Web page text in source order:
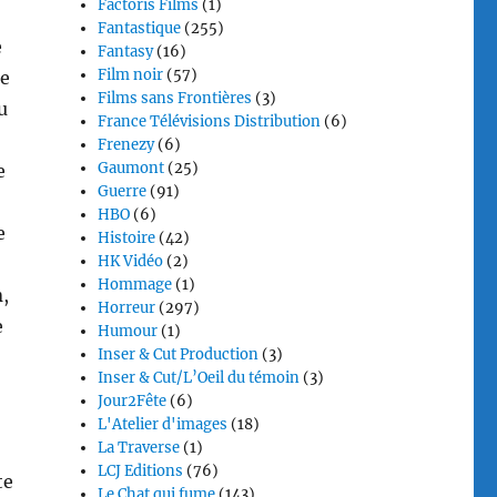
,
Factoris Films (1)
Fantastique (255)
Fantasy(16)
Film noir (57)
Films sans Frontières (3)
France Télévisions Distribution (6)
Frenezy(6)
Gaumont (25)
Guerre (91)
HBO (6)
Histoire (42)
HK Vidéo (2)
Hommage (1)
Horreur (297)
Humour (1)
Inser & Cut Production (3)
Inser & Cut/L’Oeil du témoin (3)
Jour2Fête (6)
L'Atelier d'images (18)
La Traverse (1)
LCJ Editions (76)